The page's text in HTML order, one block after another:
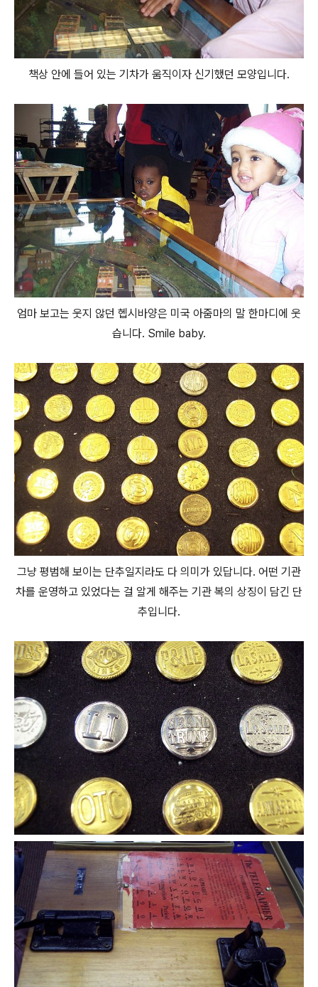
책상 안에 들어 있는 기차가 움직이자 신기했던 모양입니다.
엄마 보고는 웃지 않던 헵시바양은 미국 아줌마의 말 한마디에 웃
습니다. Smile baby.
그냥 평범해 보이는 단추일지라도 다 의미가 있답니다. 어떤 기관
차를 운영하고 있었다는 걸 알게 해주는 기관 복의 상징이 담긴 단
추입니다.